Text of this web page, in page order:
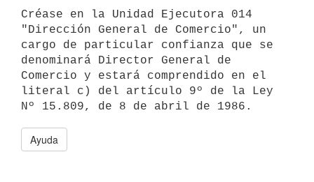
Créase en la Unidad Ejecutora 014
"Dirección General de Comercio", un
cargo de particular confianza que se
denominará Director General de
Comercio y estará comprendido en el
literal c) del artículo 9º de la Ley
Ayuda